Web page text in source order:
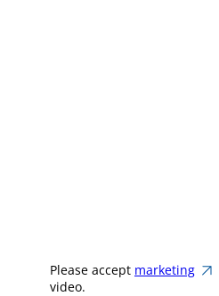
Please accept marketing
video.